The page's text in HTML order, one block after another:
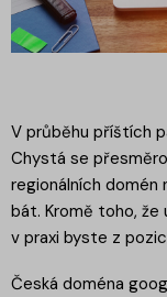
V průběhu příštích
Chystá se
regionálních domén
bát. Kromě toho,
v praxi byste z
Česká doména